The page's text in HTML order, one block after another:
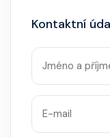
Kontaktní